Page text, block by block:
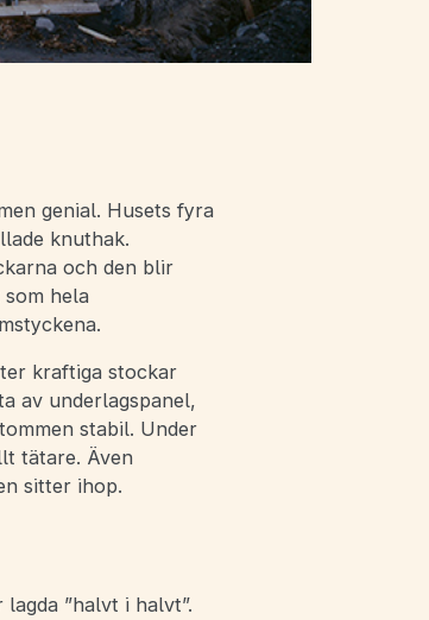
genial. Husets fyra
knuthak.
och den blir
hela
kraftiga stockar
av underlagspanel,
stabil. Under
tätare. Även
sitter ihop.
”halvt i halvt”.